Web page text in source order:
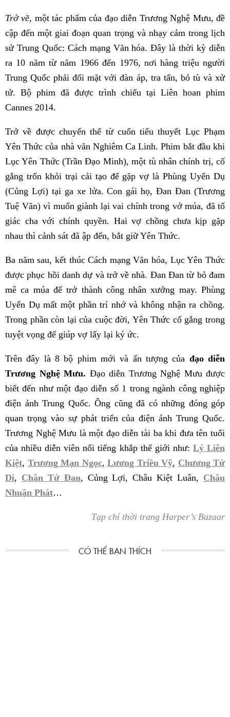
Trở về, một tác phẩm của đạo diễn Trương Nghệ Mưu, đề
cập đến một giai đoạn quan trọng và nhạy cảm trong lịch
sử Trung Quốc: Cách mạng Văn hóa. Đây là thời kỳ diễn
ra 10 năm từ năm 1966 đến 1976, nơi hàng triệu người
Trung Quốc phải đối mặt với đàn áp, tra tấn, bỏ tù và xử
tử. Bộ phim đã được trình chiếu tại Liên hoan phim
Cannes 2014.
Trở về được chuyển thể từ cuốn tiểu thuyết Lục Phạm
Yên Thức của nhà văn Nghiêm Ca Linh. Phim bắt đầu khi
Lục Yên Thức (Trần Đạo Minh), một tù nhân chính trị, cố
gắng trốn khỏi trại cải tạo để gặp vợ là Phùng Uyển Dụ
(Củng Lợi) tại ga xe lửa. Con gái họ, Đan Đan (Trương
Tuệ Văn) vì muốn giành lại vai chính trong vở múa, đã tố
giác cha với chính quyền. Hai vợ chồng chưa kịp gặp
nhau thì cảnh sát đã ập đến, bắt giữ Yên Thức.
Ba năm sau, kết thúc Cách mạng Văn hóa, Lục Yên Thức
được phục hồi danh dự và trở về nhà. Đan Đan từ bỏ đam
mê ca múa để trở thành công nhân xưởng may. Phùng
Uyển Dụ mất một phần trí nhớ và không nhận ra chồng.
Trong phần còn lại của cuộc đời, Yên Thức cố gắng trong
tuyệt vọng để giúp vợ lấy lại ký ức.
Trên đây là 8 bộ phim mới và ấn tượng của đạo diễn
Trương Nghệ Mưu. Đạo diễn Trương Nghệ Mưu được
biết đến như một đạo diễn số 1 trong ngành công nghiệp
điện ảnh Trung Quốc. Ông cũng đã có những đóng góp
quan trọng vào sự phát triển của điện ảnh Trung Quốc.
Trương Nghệ Mưu là một đạo diễn tài ba khi đưa tên tuổi
của nhiều diễn viên nổi tiếng khắp thế giới như: Lý Liên
Kiệt, Trương Mạn Ngọc, Lương Triều Vỹ, Chương Tử
Di, Chân Tử Đan, Củng Lợi, Châu Kiệt Luân, Châu
Nhuận Phát…
Tạp chí thời trang Harper’s Bazaar